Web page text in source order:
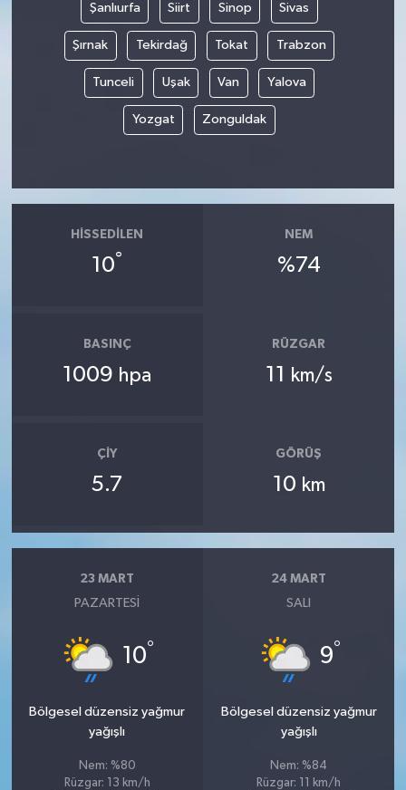
Şanlıurfa Siirt Sinop Sivas
Şırnak Tekirdağ Tokat Trabzon
Tunceli Uşak Van Yalova
Yozgat Zonguldak
HISSEDILEN
10°
NEM
%74
BASINÇ
1009 hpa
RÜZGAR
11 km/s
ÇIY
5.7
GÖRÜŞ
10 km
23 MART
PAZARTESI
10°
Bölgesel düzensiz yağmur
yağışlı
Nem: %80
Rüzgar: 13 km/h
24 MART
SALI
9°
Bölgesel düzensiz yağmur
yağışlı
Nem: %84
Rüzgar: 11 km/h